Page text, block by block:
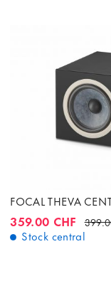
FOCAL THEVA
359.00 CHF
Stock central